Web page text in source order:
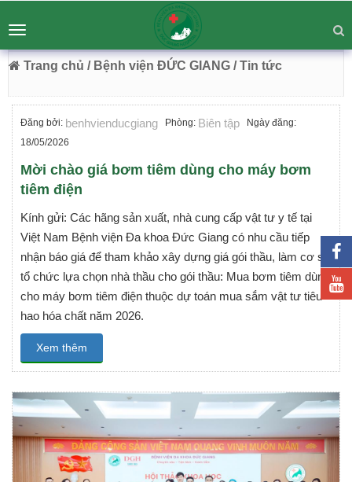
BỆNH VIỆN ĐA KHOA ĐỨC GIANG
Chuyên Sâu - Tận Tâm - Vươn Tầm
54 Trường Lâm, Việt Hưng, Hà Nội
Toggle
navigation
Trang chủ / Bệnh viện ĐỨC GIANG / Tin tức
Đăng bởi: benhvienducgiang Phòng: Biên tập Ngày đăng:
18/05/2026
Mời chào giá bơm tiêm dùng cho máy bơm
tiêm điện
Kính gửi: Các hãng sản xuất, nhà cung cấp vật tư y tế tại
Việt Nam Bệnh viện Đa khoa Đức Giang có nhu cầu tiếp
nhận báo giá để tham khảo xây dựng giá gói thầu, làm cơ sở
tổ chức lựa chọn nhà thầu cho gói thầu: Mua bơm tiêm dùng
cho máy bơm tiêm điện thuộc dự toán mua sắm vật tư tiêu
hao hóa chất năm 2026.
Xem thêm